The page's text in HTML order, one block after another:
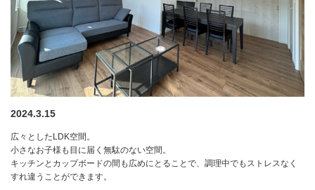
2024.3.15
広々としたLDK空間。
小さなお子様も目に届く無駄のない空間。
キッチンとカップボードの間も広めにとることで、調理中でもストレスなく
すれ違うことができます。